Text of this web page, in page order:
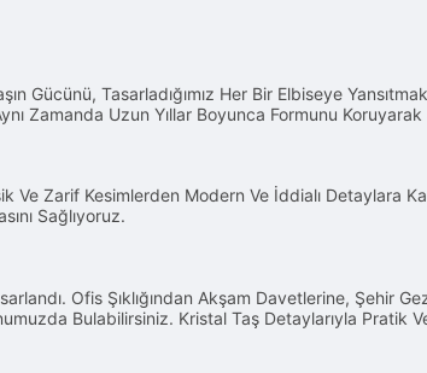
Gücünü, Tasarladığımız Her Bir Elbiseye
Zamanda Uzun Yıllar Boyunca Formunu
Ve Zarif Kesimlerden Modern Ve İddialı Detaylara
Sağlıyoruz.
Ofis Şıklığından Akşam Davetlerine, Şehir
Bulabilirsiniz. Kristal Taş Detaylarıyla Pratik